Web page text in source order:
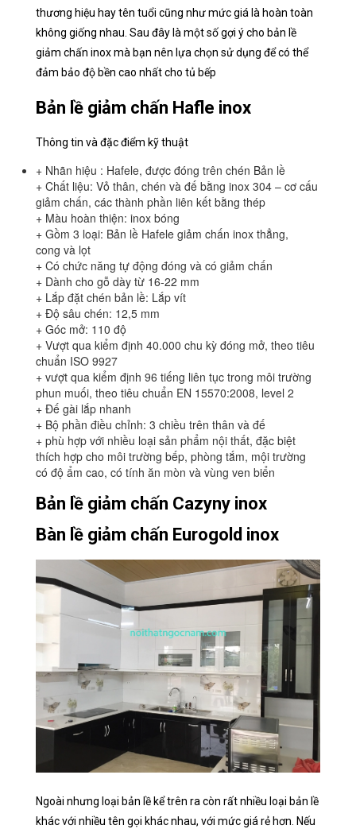
thương hiệu hay tên tuổi cũng như mức giá là hoàn toàn
không giống nhau. Sau đây là một số gợi ý cho bản lề
giảm chấn inox mà bạn nên lựa chọn sử dụng để có thể
đảm bảo độ bền cao nhất cho tủ bếp
Bản lề giảm chấn Hafle inox
Thông tin và đặc điểm kỹ thuật
+ Nhãn hiệu : Hafele, được đóng trên chén Bản lề
+ Chất liệu: Vỏ thân, chén và đế bằng inox 304 – cơ cấu
giảm chấn, các thành phần liên kết bằng thép
+ Màu hoàn thiện: inox bóng
+ Gồm 3 loại: Bản lề Hafele giảm chấn inox thẳng,
cong và lọt
+ Có chức năng tự động đóng và có giảm chấn
+ Dành cho gỗ dày từ 16-22 mm
+ Lắp đặt chén bản lề: Lắp vít
+ Độ sâu chén: 12,5 mm
+ Góc mở: 110 độ
+ Vượt qua kiểm định 40.000 chu kỳ đóng mở, theo tiêu
chuẩn ISO 9927
+ vượt qua kiểm định 96 tiếng liên tục trong môi trường
phun muối, theo tiêu chuẩn EN 15570:2008, level 2
+ Đế gài lắp nhanh
+ Bộ phần điều chỉnh: 3 chiều trên thân và đế
+ phù hợp với nhiều loại sản phẩm nội thất, đặc biệt
thích hợp cho môi trường bếp, phòng tắm, mội trường
có độ ẩm cao, có tính ăn mòn và vùng ven biển
Bản lề giảm chấn Cazyny inox
Bàn lề giảm chấn Eurogold inox
Ngoài nhưng loại bản lề kể trên ra còn rất nhiều loại bản lề
khác với nhiều tên gọi khác nhau, với mức giá rẻ hơn. Nếu